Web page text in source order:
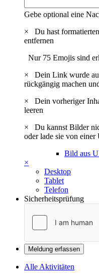
Gebe optional eine
×
Du hast
entfernen
Nur 75 Emojis sind
×
Dein Link wurde
rückgängig machen
×
Dein vorheriger
leeren
×
Du kannst Bilder
oder lade sie von einer
Bild aus
×
Desktop
Tablet
Telefon
Sicherheitsprüfung
Meldung erfassen
Alle Aktivitäten